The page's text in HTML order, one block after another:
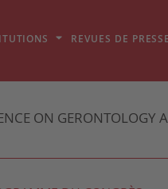
REVUES DE PRESSE
ON GERONTOLOGY